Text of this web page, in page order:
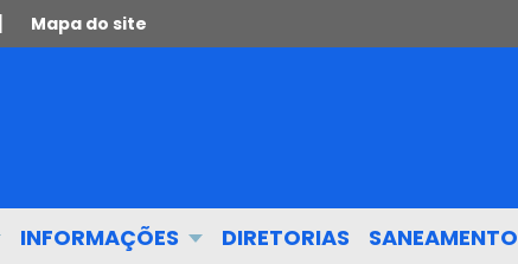
Mapa do site
INFORMAÇÕES DIRETORIAS SANEAMENTO